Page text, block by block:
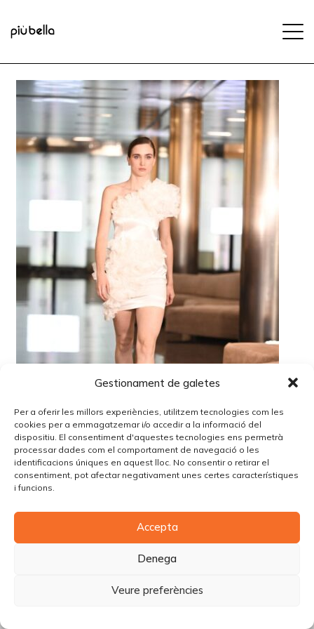
Gestionament de galetes
Per a oferir les millors experiències, utilitzem tecnologies com les
cookies per a emmagatzemar i/o accedir a la informació del
dispositiu. El consentiment d'aquestes tecnologies ens permetrà
processar dades com el comportament de navegació o les
identificacions úniques en aquest lloc. No consentir o retirar el
consentiment, pot afectar negativament unes certes característiques
i funcions.
Accepta
Denega
Veure preferències
© Copyright Piùbella Models Agency2026
Creative Corner Agency
Política de cookies